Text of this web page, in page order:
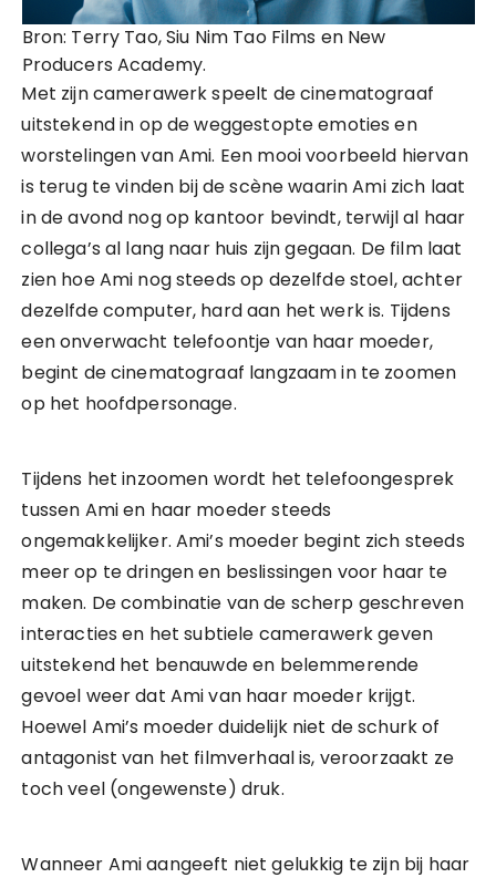
Bron: Terry Tao, Siu Nim Tao Films en New
Producers Academy.
Met zijn camerawerk speelt de cinematograaf
uitstekend in op de weggestopte emoties en
worstelingen van Ami. Een mooi voorbeeld hiervan
is terug te vinden bij de scène waarin Ami zich laat
in de avond nog op kantoor bevindt, terwijl al haar
collega’s al lang naar huis zijn gegaan. De film laat
zien hoe Ami nog steeds op dezelfde stoel, achter
dezelfde computer, hard aan het werk is. Tijdens
een onverwacht telefoontje van haar moeder,
begint de cinematograaf langzaam in te zoomen
op het hoofdpersonage.
Tijdens het inzoomen wordt het telefoongesprek
tussen Ami en haar moeder steeds
ongemakkelijker. Ami’s moeder begint zich steeds
meer op te dringen en beslissingen voor haar te
maken. De combinatie van de scherp geschreven
interacties en het subtiele camerawerk geven
uitstekend het benauwde en belemmerende
gevoel weer dat Ami van haar moeder krijgt.
Hoewel Ami’s moeder duidelijk niet de schurk of
antagonist van het filmverhaal is, veroorzaakt ze
toch veel (ongewenste) druk.
Wanneer Ami aangeeft niet gelukkig te zijn bij haar